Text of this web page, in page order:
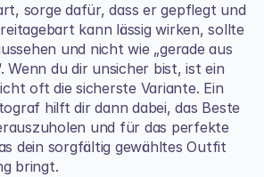
sorge dafür, dass er gepflegt und
kann lässig wirken, sollte
und nicht wie „gerade aus
Wenn du dir unsicher bist, ist ein
oft die sicherste Variante. Ein
hilft dir dann dabei, das Beste
und für das perfekte
dein sorgfältig gewähltes Outfit
bringt.